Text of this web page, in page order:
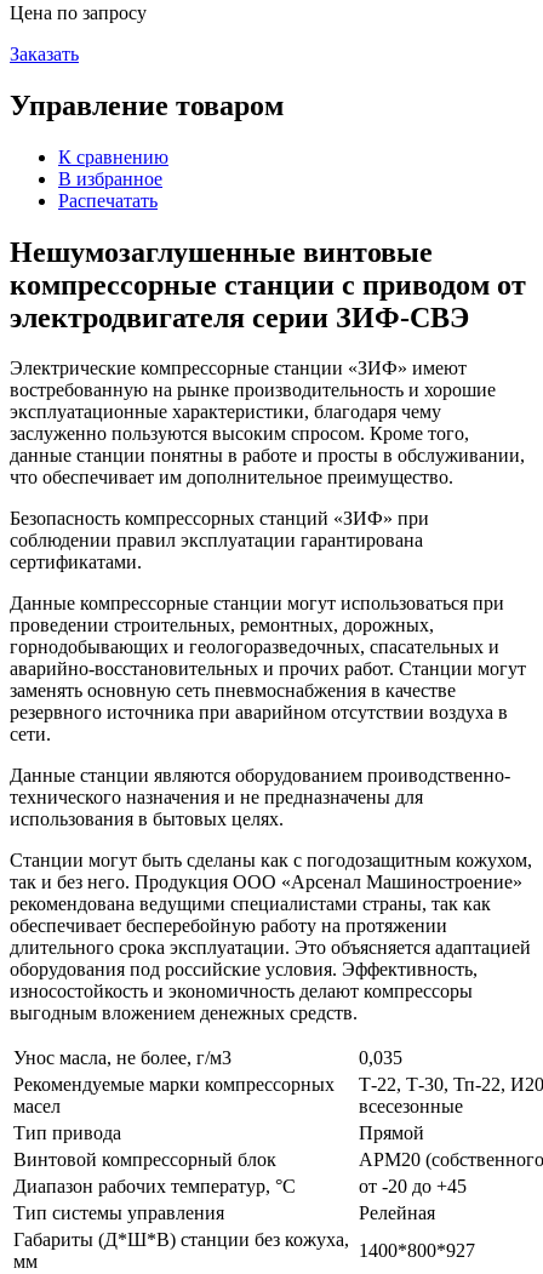
Цена по запросу
Заказать
Управление товаром
К сравнению
В избранное
Распечатать
Нешумозаглушенные винтовые
компрессорные станции с приводом от
электродвигателя серии ЗИФ-СВЭ
Электрические компрессорные станции «ЗИФ» имеют
востребованную на рынке производительность и хорошие
эксплуатационные характеристики, благодаря чему
заслуженно пользуются высоким спросом. Кроме того,
данные станции понятны в работе и просты в обслуживании,
что обеспечивает им дополнительное преимущество.
Безопасность компрессорных станций «ЗИФ» при
соблюдении правил эксплуатации гарантирована
сертификатами.
Данные компрессорные станции могут использоваться при
проведении строительных, ремонтных, дорожных,
горнодобывающих и геологоразведочных, спасательных и
аварийно-восстановительных и прочих работ. Станции могут
заменять основную сеть пневмоснабжения в качестве
резервного источника при аварийном отсутствии воздуха в
сети.
Данные станции являются оборудованием проиводственно-
технического назначения и не предназначены для
использования в бытовых целях.
Станции могут быть сделаны как с погодозащитным кожухом,
так и без него. Продукция ООО «Арсенал Машиностроение»
рекомендована ведущими специалистами страны, так как
обеспечивает бесперебойную работу на протяжении
длительного срока эксплуатации. Это объясняется адаптацией
оборудования под российские условия. Эффективность,
износостойкость и экономичность делают компрессоры
выгодным вложением денежных средств.
Унос масла, не более, г/м3
0,035
Рекомендуемые марки компрессорных
масел
Т-22, Т-30, Тп-22,
всесезонные
Тип привода
Прямой
Винтовой компрессорный блок
АРМ20
Диапазон рабочих температур, °С
от -20 до +45
Тип системы управления
Релейная
Габариты (Д*Ш*В) станции без кожуха,
мм
1400*800*927